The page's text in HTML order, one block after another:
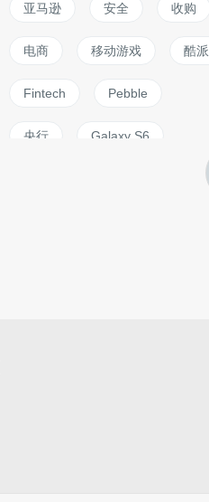
亚马逊 安全 收购
电商 移动游戏 酷派
Fintech Pebble
央行 Galaxy S6